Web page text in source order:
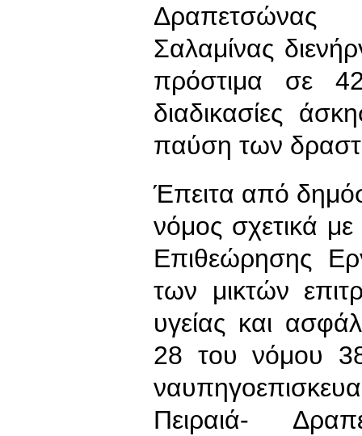
Δραπετσώνας
Σαλαμίνας
πρόστιμα σε 42
διαδικασίες
παύση των
Έπειτα από
νόμος σχετικά
Επιθεώρησης
των μικτών
υγείας και
28 του νόμου
Πειραιά-